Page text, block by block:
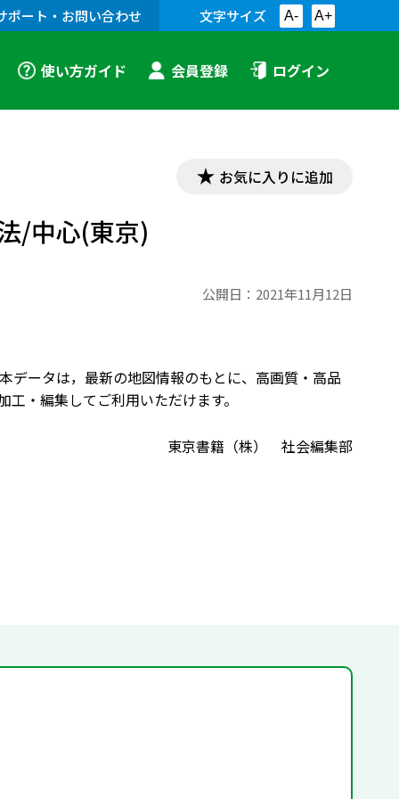
ポート・お問い合わせ 文字サイズ A- A+
使い方ガイド 会員登録 ログイン
お気に入りに追加
/中心(東京)
公開日： 2021年11月12日
データは，最新の地図情報のもとに、高画質・高品
・編集してご利用いただけます。
東京書籍（株） 社会編集部